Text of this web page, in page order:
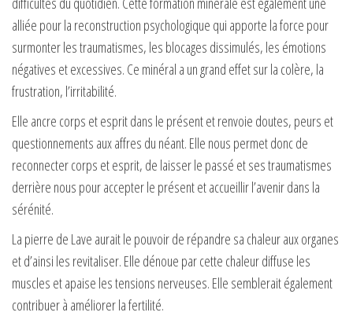
alliée pour la reconstruction psychologique qui apporte la force pour
surmonter les traumatismes, les blocages dissimulés, les émotions
négatives et excessives. Ce minéral a un grand effet sur la colère, la
frustration, l’irritabilité.
Elle ancre corps et esprit dans le présent et renvoie doutes, peurs et
questionnements aux affres du néant. Elle nous permet donc de
reconnecter corps et esprit, de laisser le passé et ses traumatismes
derrière nous pour accepter le présent et accueillir l’avenir dans la
sérénité.
La pierre de Lave aurait le pouvoir de répandre sa chaleur aux organes
et d’ainsi les revitaliser. Elle dénoue par cette chaleur diffuse les
muscles et apaise les tensions nerveuses. Elle semblerait également
contribuer à améliorer la fertilité.